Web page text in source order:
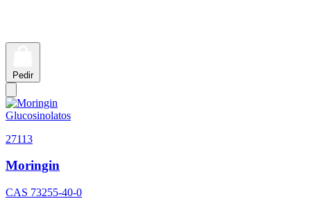
Pedir
Glucosinolatos
27113
Moringin
CAS 73255-40-0